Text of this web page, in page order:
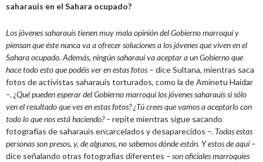
saharauis en el Sahara ocupado?
Los jóvenes saharauis tienen muy mala opinión del Gobierno marroquí y
piensan que éste nunca va a ofrecer soluciones a los jóvenes que viven en el
Sahara ocupado. Además, ningún saharaui va aceptar a un Gobierno que
hace todo esto que podéis ver en estas fotos – dice Sultana, mientras saca
fotos de activistas saharauis torturados, como la de Aminetu Haidar
–.¿Qué pueden esperar del Gobierno marroquí los jóvenes saharauis si sólo
ven el resultado que ves en estas fotos? ¿Tú crees que vamos a aceptarlo con
todo lo que nos está haciendo? –repite mientras sigue sacando
fotografías de saharauis encarcelados y desaparecidos –. Todas estas
personas son presos, y, de algunos, no sabemos dónde están. Y estos de aquí –
dice señalando otras fotografías diferentes – son oficiales marroquíes